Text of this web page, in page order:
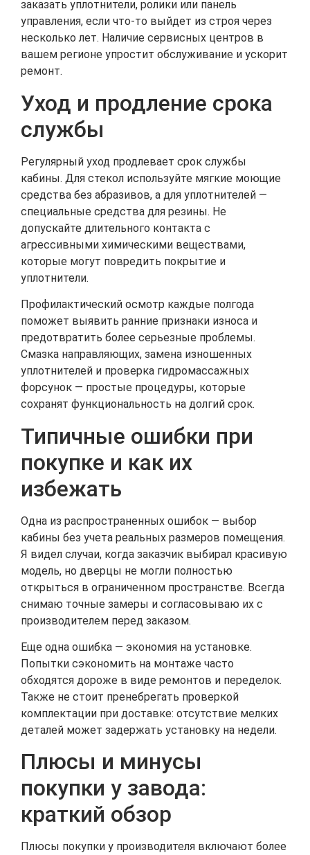
заказать уплотнители, ролики или панель
управления, если что-то выйдет из строя через
несколько лет. Наличие сервисных центров в
вашем регионе упростит обслуживание и ускорит
ремонт.
Уход и продление срока
службы
Регулярный уход продлевает срок службы
кабины. Для стекол используйте мягкие моющие
средства без абразивов, а для уплотнителей —
специальные средства для резины. Не
допускайте длительного контакта с
агрессивными химическими веществами,
которые могут повредить покрытие и
уплотнители.
Профилактический осмотр каждые полгода
поможет выявить ранние признаки износа и
предотвратить более серьезные проблемы.
Смазка направляющих, замена изношенных
уплотнителей и проверка гидромассажных
форсунок — простые процедуры, которые
сохранят функциональность на долгий срок.
Типичные ошибки при
покупке и как их
избежать
Одна из распространенных ошибок — выбор
кабины без учета реальных размеров помещения.
Я видел случаи, когда заказчик выбирал красивую
модель, но дверцы не могли полностью
открыться в ограниченном пространстве. Всегда
снимаю точные замеры и согласовываю их с
производителем перед заказом.
Еще одна ошибка — экономия на установке.
Попытки сэкономить на монтаже часто
обходятся дороже в виде ремонтов и переделок.
Также не стоит пренебрегать проверкой
комплектации при доставке: отсутствие мелких
деталей может задержать установку на недели.
Плюсы и минусы
покупки у завода:
краткий обзор
Плюсы покупки у производителя включают более